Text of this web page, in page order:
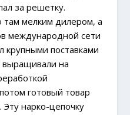
за решетку.
мелким дилером, а
международной сети
крупными поставками
на
готовый товар
нарко-цепочку